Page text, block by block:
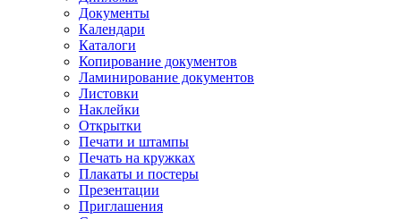
Документы
Календари
Каталоги
Копирование документов
Ламинирование документов
Листовки
Наклейки
Открытки
Печати и штампы
Печать на кружках
Плакаты и постеры
Презентации
Приглашения